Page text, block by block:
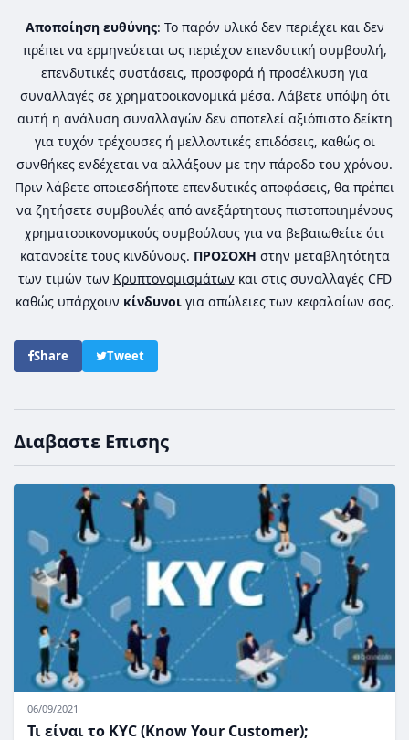
Αποποίηση ευθύνης: Το παρόν υλικό δεν περιέχει και δεν
πρέπει να ερμηνεύεται ως περιέχον επενδυτική συμβουλή,
επενδυτικές συστάσεις, προσφορά ή προσέλκυση για
συναλλαγές σε χρηματοοικονομικά μέσα. Λάβετε υπόψη ότι
αυτή η ανάλυση συναλλαγών δεν αποτελεί αξιόπιστο δείκτη
για τυχόν τρέχουσες ή μελλοντικές επιδόσεις, καθώς οι
συνθήκες ενδέχεται να αλλάξουν με την πάροδο του χρόνου.
Πριν λάβετε οποιεσδήποτε επενδυτικές αποφάσεις, θα πρέπει
να ζητήσετε συμβουλές από ανεξάρτητους πιστοποιημένους
χρηματοοικονομικούς συμβούλους για να βεβαιωθείτε ότι
κατανοείτε τους κινδύνους. ΠΡΟΣΟΧΗ στην μεταβλητότητα
των τιμών των Κρυπτονομισμάτων και στις συναλλαγές CFD
καθώς υπάρχουν κίνδυνοιγια απώλειες των κεφαλαίων σας.
Share Tweet
Διαβαστε Επισης
06/09/2021
Τι είναι το KYC (Know Your Customer);